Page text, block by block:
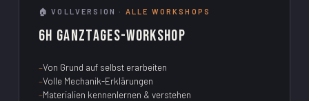
🏠 VOLLVERSION · ALLE WORKSHOPS
6h Ganztages-Workshop
Von Grund auf selbst erarbeiten
Volle Mechanik-Erklärungen
Materialien kennenlernen & verstehen